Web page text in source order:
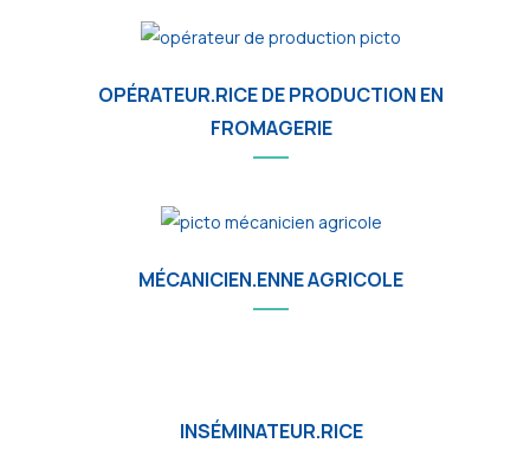
OPÉRATEUR.RICE DE PRODUCTION EN
FROMAGERIE
MÉCANICIEN.ENNE AGRICOLE
INSÉMINATEUR.RICE